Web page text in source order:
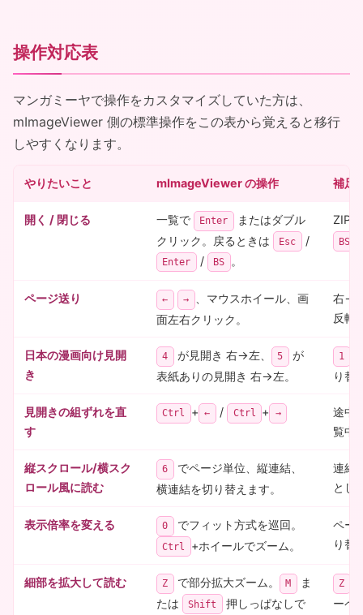
操作対応表
マンガミーヤで操作をカスタマイズしていた方は、
mImageViewer 側の標準操作をこの表から覚えると移行
しやすくなります。
やりたいこと mImageViewer の操作 補足
開く / 閉じる 一覧で Enter
またはダブル
クリック。戻るときは
Esc /
Enter / BS 。
ZIP/
BS
ページ送り ← →
、マウスホイール、画
面左右クリック。
右→
反転
日本の漫画向け見開
き
4 が見開き 右→左、 5
が
表紙ありの見開き 右→左。
1
り替
見開きの組ずれを直
す
Ctrl + ← / Ctrl + →
途中
覧中
縦スクロール/横スク
ロール風に読む
6
でページ単位、縦連結、
横連結を切り替えます。
連結
とし
表示倍率を変える 0 でフィット方式を巡回。
Ctrl +ホイールでズーム。
ペー
り替
細部を拡大して読む Z で部分拡大ズーム。 M
ま
たは
Shift
押しっぱなしで
Z
ーペ